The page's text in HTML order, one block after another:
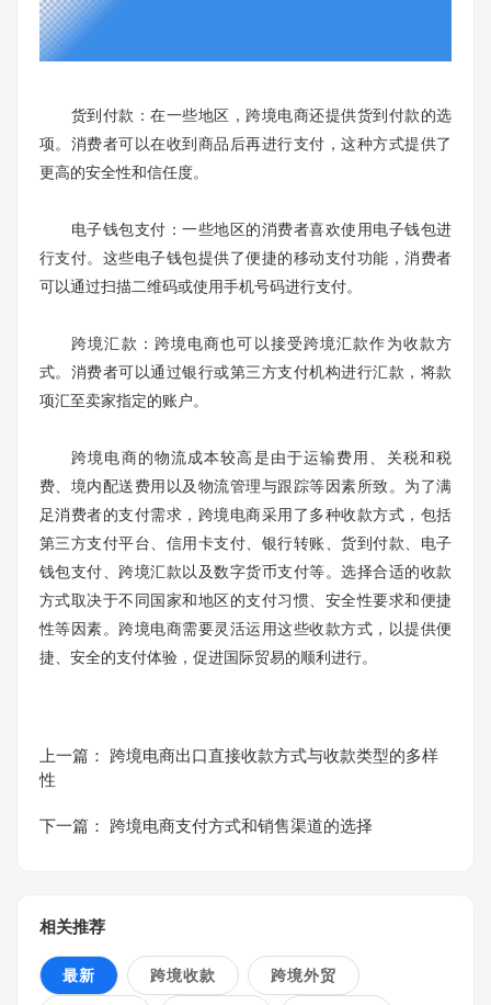
货到付款：在一些地区，跨境电商还提供货到付款的选
项。消费者可以在收到商品后再进行支付，这种方式提供了
更高的安全性和信任度。
电子钱包支付：一些地区的消费者喜欢使用电子钱包进
行支付。这些电子钱包提供了便捷的移动支付功能，消费者
可以通过扫描二维码或使用手机号码进行支付。
跨境汇款：跨境电商也可以接受跨境汇款作为收款方
式。消费者可以通过银行或第三方支付机构进行汇款，将款
项汇至卖家指定的账户。
跨境电商的物流成本较高是由于运输费用、关税和税
费、境内配送费用以及物流管理与跟踪等因素所致。为了满
足消费者的支付需求，跨境电商采用了多种收款方式，包括
第三方支付平台、信用卡支付、银行转账、货到付款、电子
钱包支付、跨境汇款以及数字货币支付等。选择合适的收款
方式取决于不同国家和地区的支付习惯、安全性要求和便捷
性等因素。跨境电商需要灵活运用这些收款方式，以提供便
捷、安全的支付体验，促进国际贸易的顺利进行。
上一篇：
跨境电商出口直接收款方式与收款类型的多样
性
下一篇： 跨境电商支付方式和销售渠道的选择
相关推荐
最新 跨境收款 跨境外贸